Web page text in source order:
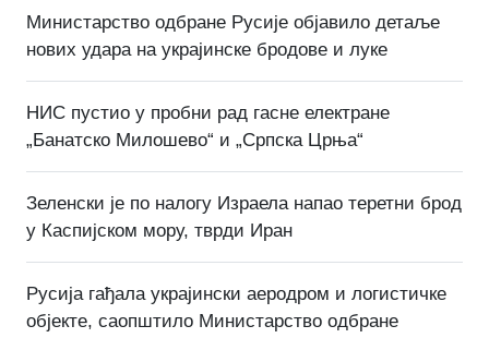
Министарство одбране Русије објавило детаље
нових удара на украјинске бродове и луке
НИС пустио у пробни рад гасне електране
„Банатско Милошево“ и „Српска Црња“
Зеленски је по налогу Израела напао теретни брод
у Каспијском мору, тврди Иран
Русија гађала украјински аеродром и логистичке
објекте, саопштило Министарство одбране